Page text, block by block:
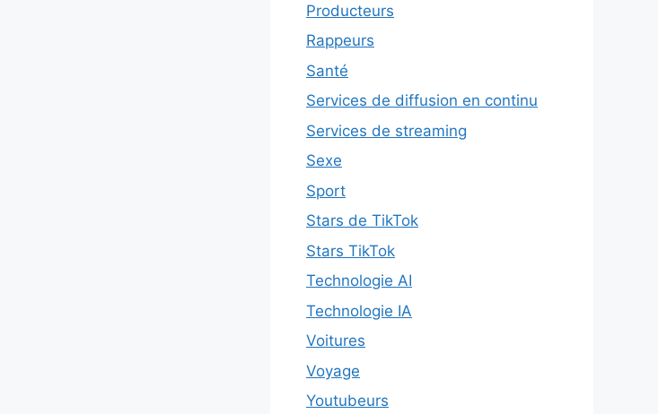
Producteurs
Rappeurs
Santé
Services de diffusion en continu
Services de streaming
Sexe
Sport
Stars de TikTok
Stars TikTok
Technologie AI
Technologie IA
Voitures
Voyage
Youtubeurs